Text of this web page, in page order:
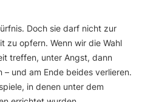
Doch sie darf nicht zur
zu opfern. Wenn wir die Wahl
treffen, unter Angst, dann
und am Ende beides verlieren.
in denen unter dem